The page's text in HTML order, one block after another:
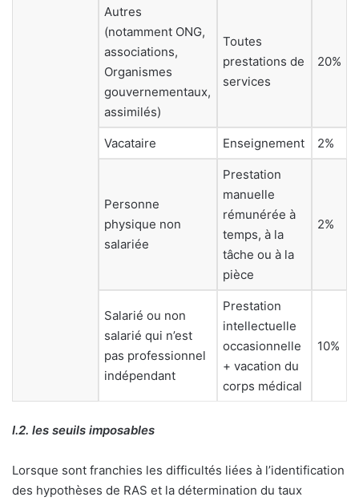
Autres
(notamment ONG,
associations,
Organismes
gouvernementaux,
assimilés)
Toutes
prestations de
services
20%
Vacataire Enseignement 2%
Personne
physique non
salariée
Prestation
manuelle
rémunérée à
temps, à la
tâche ou à la
pièce
2%
Salarié ou non
salarié qui n’est
pas professionnel
indépendant
Prestation
intellectuelle
occasionnelle
+ vacation du
corps médical
10%
I.2. les seuils imposables
Lorsque sont franchies les difficultés liées à l’identification
des hypothèses de RAS et la détermination du taux